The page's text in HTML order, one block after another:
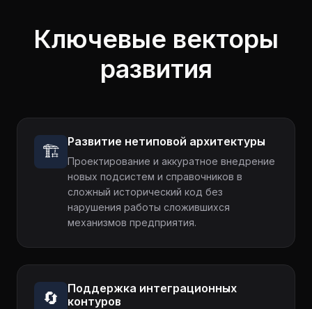
Ключевые векторы
развития
🏗️ Развитие нетиповой архитектуры
Проектирование и аккуратное внедрение
новых подсистем и справочников в
сложный исторический код без
нарушения работы сложившихся
механизмов предприятия.
🔄
Поддержка интеграционных
контуров